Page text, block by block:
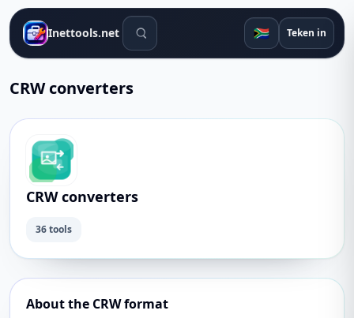
Inettools.net Soek gereedskap 🇿🇦 Teken in
CRW converters
CRW converters
36 tools
About the CRW format